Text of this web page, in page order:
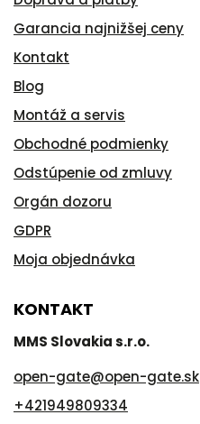
Garancia najnižšej ceny
Kontakt
Blog
Montáž a servis
Obchodné podmienky
Odstúpenie od zmluvy
Orgán dozoru
GDPR
Moja objednávka
KONTAKT
MMS Slovakia s.r.o.
open-gate@open-gate.sk
+421949809334